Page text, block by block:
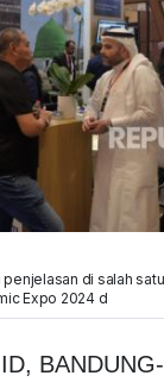
di salah
Expo 2024 d